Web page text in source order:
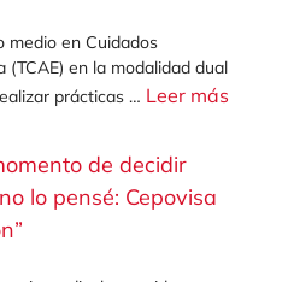
medio en Cuidados
(TCAE) en la modalidad dual
prácticas … Leer más
de decidir
lo pensé: Cepovisa